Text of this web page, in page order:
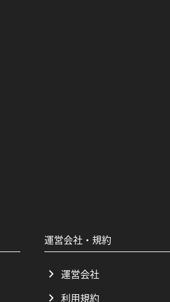
運営会社・規約
運営会社
利用規約